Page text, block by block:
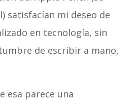
satisfacían mi deseo de
en tecnología, sin
de escribir a mano,
esa parece una